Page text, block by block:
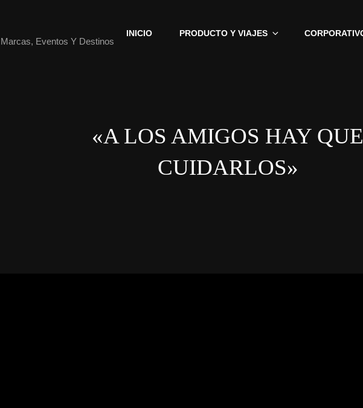
Eventos Y Destinos
INICIO PRODUCTO Y VIAJES
«A LOS AMIGOS HAY QUE
CUIDARLOS»